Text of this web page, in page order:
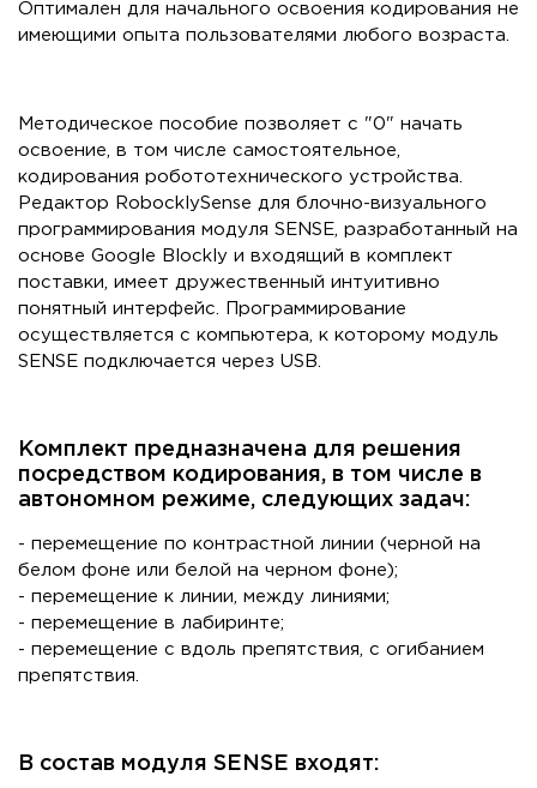
Оптимален для начального освоения кодирования не
имеющими опыта пользователями любого возраста.
Методическое пособие позволяет с "0" начать
освоение, в том числе самостоятельное,
кодирования робототехнического устройства.
Редактор RobocklySense для блочно-визуального
программирования модуля SENSE, разработанный на
основе Google Blockly и входящий в комплект
поставки, имеет дружественный интуитивно
понятный интерфейс. Программирование
осуществляется с компьютера, к которому модуль
SENSE подключается через USB.
Комплект предназначена для решения
посредством кодирования, в том числе в
автономном режиме, следующих задач:
- перемещение по контрастной линии (черной на
белом фоне или белой на черном фоне);
- перемещение к линии, между линиями;
- перемещение в лабиринте;
- перемещение с вдоль препятствия, с огибанием
препятствия.
В состав модуля SENSE входят: